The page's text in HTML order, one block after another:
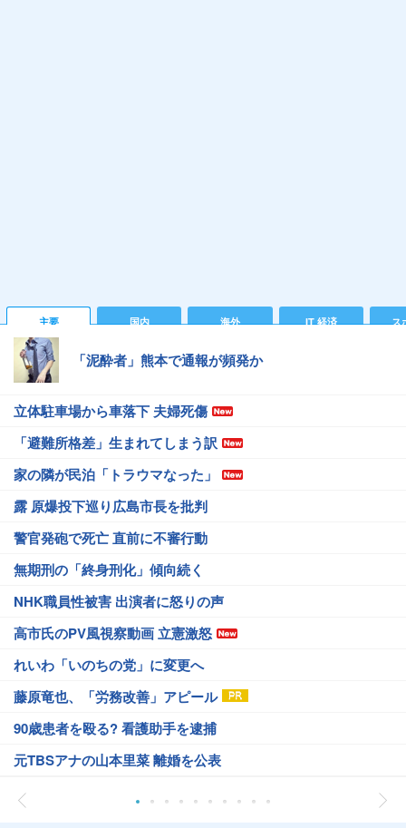
主要 国内 海外 IT 経済 ス
「泥酔者」熊本で通報が頻発か
立体駐車場から車落下 夫婦死傷
「避難所格差」生まれてしまう訳
家の隣が民泊「トラウマなった」
露 原爆投下巡り広島市長を批判
警官発砲で死亡 直前に不審行動
無期刑の「終身刑化」傾向続く
NHK職員性被害 出演者に怒りの声
高市氏のPV風視察動画 立憲激怒
れいわ「いのちの党」に変更へ
藤原竜也、「労務改善」アピール
90歳患者を殴る? 看護助手を逮捕
元TBSアナの山本里菜 離婚を公表